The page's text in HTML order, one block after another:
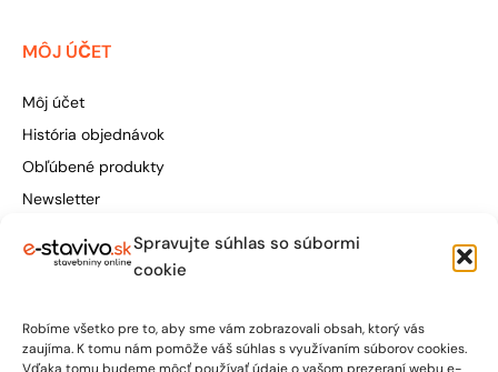
Spravujte súhlas so súbormi
cookie
Robíme všetko pre to, aby sme vám zobrazovali obsah, ktorý vás
zaujíma. K tomu nám pomôže váš súhlas s využívaním súborov cookies.
MÔJ ÚČET
Môj účet
História objednávok
Obľúbené produkty
Newsletter
Štúrova 155, 949 01 Nitra
+421 948 906 050